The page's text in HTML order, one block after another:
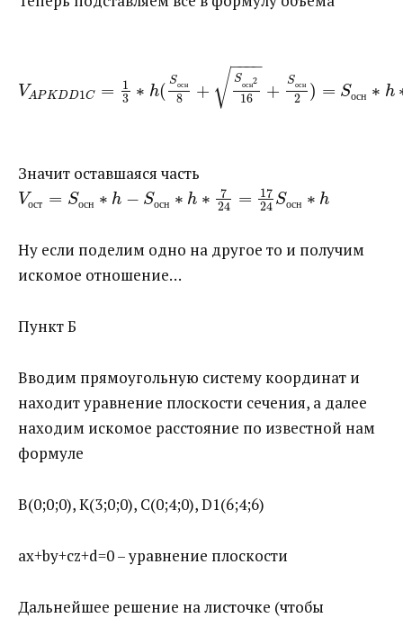
VAPKDD1C =
1
3 ∗ h( Sосн
8 +
Sосн2
16
− −
−−
√ + Sосн
2 ) = Sосн ∗ h
Значит оставшаяся часть ​
Vост = Sосн ∗ h − Sосн ∗ h ∗
7
24
=
17
24 Sосн ∗ h
Ну если поделим одно на другое то и получим
искомое отношение…
Пункт Б
Вводим прямоугольную систему координат и
находит уравнение плоскости сечения, а далее
находим искомое расстояние по известной нам
формуле
B(0;0;0), K(3;0;0), C(0;4;0), D1(6;4;6)
ax+by+cz+d=0 – уравнение плоскости
Дальнейшее решение на листочке (чтобы